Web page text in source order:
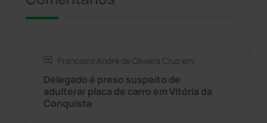
Rio do Antônio
Rio do Pires
Francisco André de Oliveira Cruz em:
Delegado é preso suspeito de
adulterar placa de carro em Vitória da
Conquista